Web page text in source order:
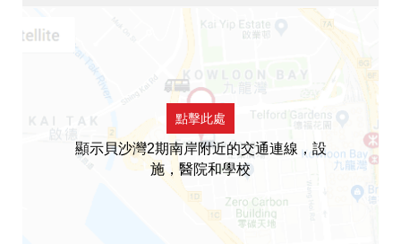
點擊此處
顯示貝沙灣2期南岸附近的交通連線，設
施，醫院和學校